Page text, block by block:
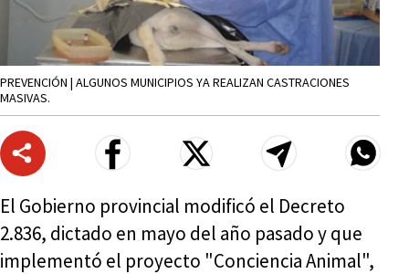
PREVENCIÓN | ALGUNOS MUNICIPIOS YA REALIZAN CASTRACIONES
MASIVAS.
El Gobierno provincial modificó el Decreto
2.836, dictado en mayo del año pasado y que
implementó el proyecto "Conciencia Animal",